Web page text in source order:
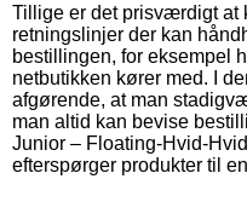
Tillige er det prisværdigt at
retningslinjer der kan
bestillingen, for eksempel
netbutikken kører med. I
afgørende, at man
man altid kan bevise
Junior – Floating-Hvid-
efterspørger produkter til